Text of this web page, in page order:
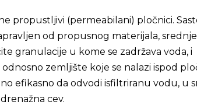
propustljivi (permeabilani) pločnici.
od propusnog materijala,
granulacije u kome se zadržava voda, i
zemljište koje se nalazi ispod
efikasno da odvodi isfiltriranu vodu, u
cev.